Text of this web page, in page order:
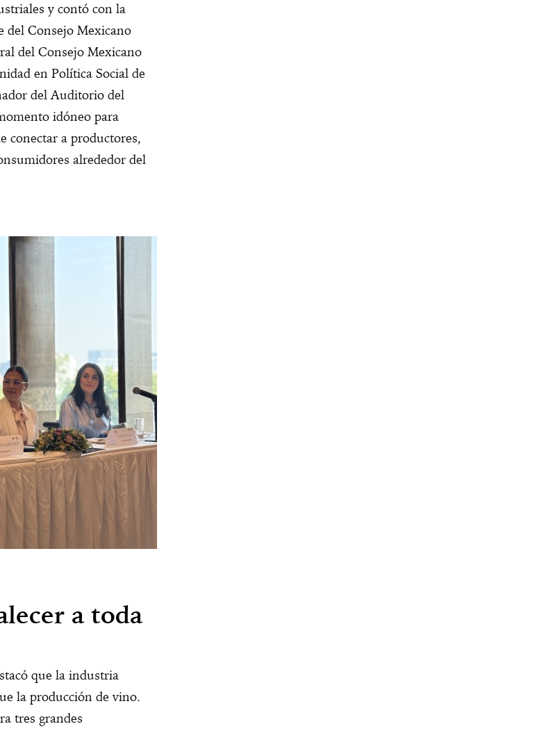
y contó con la
del Consejo Mexicano
del Consejo Mexicano
en Política Social de
del Auditorio del
idóneo para
conectar a productores,
alrededor del
a toda
que la industria
la producción de vino.
tres grandes